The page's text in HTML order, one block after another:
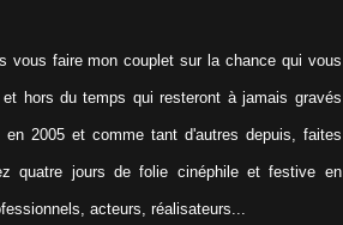
vous faire mon couplet sur la chance qui vous
hors du temps qui resteront à jamais gravés
2005 et comme tant d'autres depuis, faites
quatre jours de folie cinéphile et festive en
acteurs, réalisateurs...